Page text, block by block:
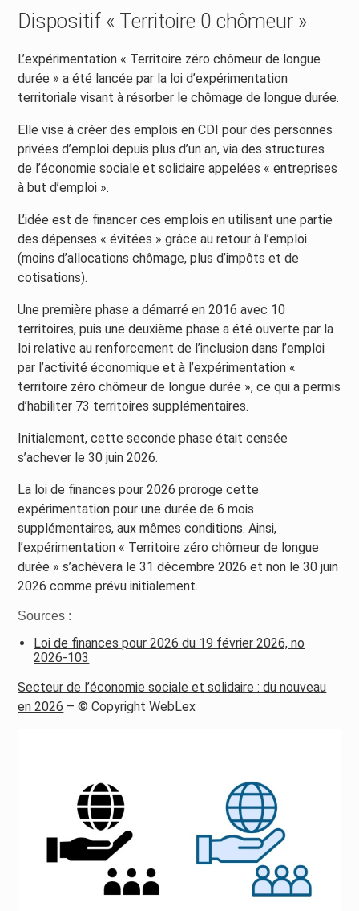
Dispositif « Territoire 0 chômeur »
L’expérimentation « Territoire zéro chômeur de longue
durée » a été lancée par la loi d’expérimentation
territoriale visant à résorber le chômage de longue durée.
Elle vise à créer des emplois en CDI pour des personnes
privées d’emploi depuis plus d’un an, via des structures
de l’économie sociale et solidaire appelées « entreprises
à but d’emploi ».
L’idée est de financer ces emplois en utilisant une partie
des dépenses « évitées » grâce au retour à l’emploi
(moins d’allocations chômage, plus d’impôts et de
cotisations).
Une première phase a démarré en 2016 avec 10
territoires, puis une deuxième phase a été ouverte par la
loi relative au renforcement de l’inclusion dans l’emploi
par l’activité économique et à l’expérimentation «
territoire zéro chômeur de longue durée », ce qui a permis
d’habiliter 73 territoires supplémentaires.
Initialement, cette seconde phase était censée
s’achever le 30 juin 2026.
La loi de finances pour 2026 proroge cette
expérimentation pour une durée de 6 mois
supplémentaires, aux mêmes conditions. Ainsi,
l’expérimentation « Territoire zéro chômeur de longue
durée » s’achèvera le 31 décembre 2026 et non le 30 juin
2026 comme prévu initialement.
Sources :
Loi de finances pour 2026 du 19 février 2026, no
2026-103
Secteur de l’économie sociale et solidaire : du nouveau
en 2026 – © Copyright WebLex